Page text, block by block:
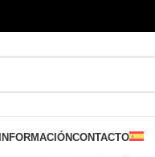
INFORMACIÓNCONTACTO